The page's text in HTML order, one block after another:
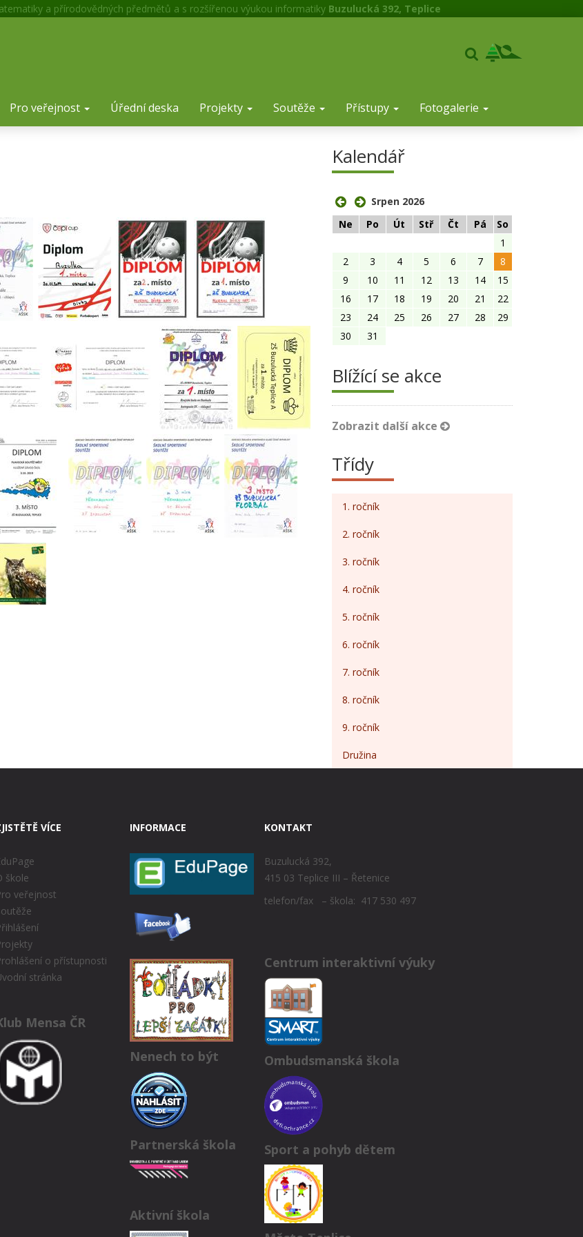
a přírodovědných předmětů a s rozšířenou výukou informatiky Buzulucká 392, Teplice
Pro veřejnost Úřední deska Projekty Soutěže Přístupy Fotogalerie
Kalendář
Srpen 2026
Ne
Po Út Stř Čt Pá
So
1
2
3 4 5 6 7
8
9
10 11 12 13 14
15
16
17 18 19 20 21
22
23
24 25 26 27 28
29
30
31
Blížící se akce
Zobrazit další akce
Třídy
1. ročník
2. ročník
3. ročník
4. ročník
5. ročník
6. ročník
7. ročník
8. ročník
9. ročník
Družina
VÍCE
škole
veřejnost
o přístupnosti
stránka
Mensa ČR
INFORMACE
Nenech to být
Partnerská škola
Aktivní škola
KONTAKT
Buzulucká 392,
415 03 Teplice III – Řetenice
telefon/fax – škola: 417 530 497
Centrum interaktivní výuky
Ombudsmanská škola
Sport a pohyb dětem